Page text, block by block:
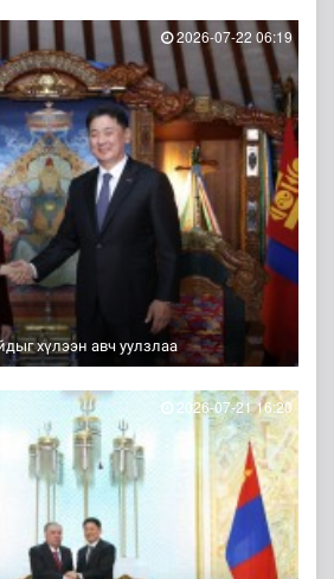
хүлээн авч уулзлаа
2026-07-22 06:19
2026-07-21 16:20